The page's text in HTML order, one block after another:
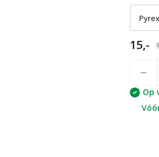
15,-
Op